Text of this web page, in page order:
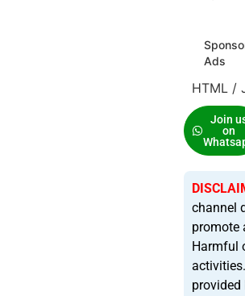
Ads
HTML /
Join
on
channel
promote
Harmful
provided